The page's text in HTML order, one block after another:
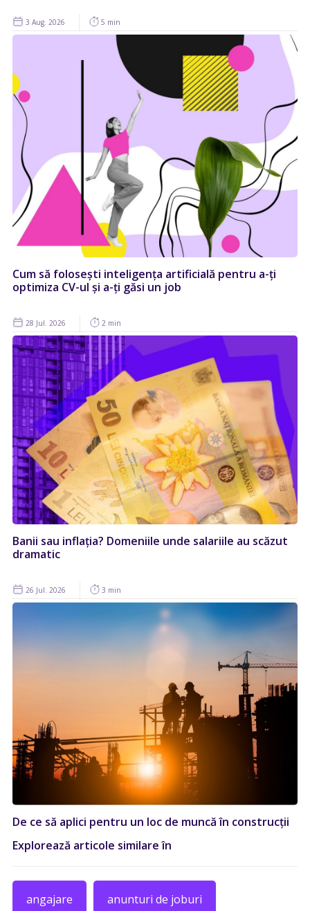
3 Aug. 2026 5 min
Cum să folosești inteligența artificială pentru a-ți
optimiza CV-ul și a-ți găsi un job
28 Jul. 2026 2 min
Banii sau inflația? Domeniile unde salariile au scăzut
dramatic
26 Jul. 2026 3 min
De ce să aplici pentru un loc de muncă în construcții
Explorează articole similare în
angajare anunturi de joburi